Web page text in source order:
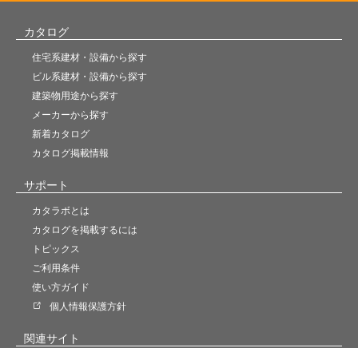
カタログ
住宅系建材・設備から探す
ビル系建材・設備から探す
建築物用途から探す
メーカーから探す
新着カタログ
カタログ掲載情報
サポート
カタラボとは
カタログを掲載するには
トピックス
ご利用条件
使い方ガイド
個人情報保護方針
関連サイト